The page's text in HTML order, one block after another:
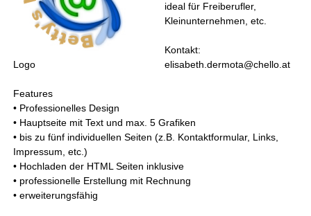
Logo
ideal für Freiberufler,
Kleinunternehmen, etc.
Kontakt:
elisabeth.dermota@chello.at
Features
• Professionelles Design
• Hauptseite mit Text und max. 5 Grafiken
• bis zu fünf individuellen Seiten (z.B. Kontaktformular, Links,
Impressum, etc.)
• Hochladen der HTML Seiten inklusive
• professionelle Erstellung mit Rechnung
• erweiterungsfähig